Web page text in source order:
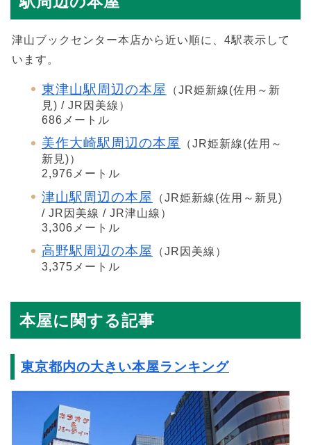
津山ブックセンター本店から近い順に、4駅表示して
います。
東津山駅周辺の本屋
（JR姫新線(佐用～新
見) / JR因美線）
686メートル
美作大崎駅周辺の本屋
（JR姫新線(佐用～
新見)）
2,976メートル
津山駅周辺の本屋
（JR姫新線(佐用～新見)
/ JR因美線 / JR津山線）
3,306メートル
高野駅周辺の本屋
（JR因美線）
3,375メートル
本屋に関する記事
東京都内の大きい本屋ランキング